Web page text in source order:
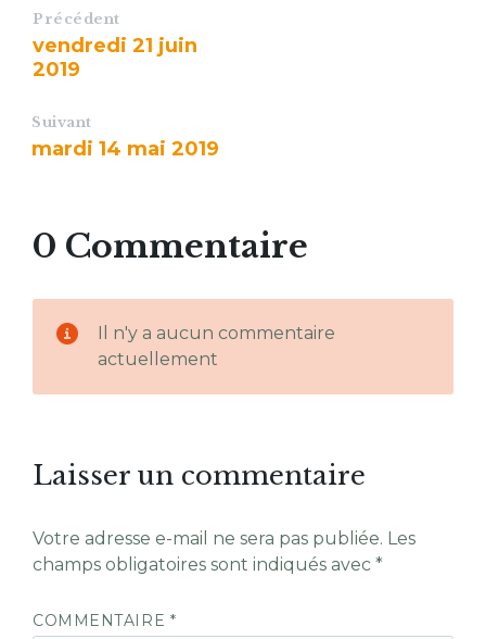
Précédent
vendredi 21 juin
2019
Suivant
mardi 14 mai 2019
0 Commentaire
Il n'y a aucun commentaire
actuellement
Laisser un commentaire
Votre adresse e-mail ne sera pas publiée. Les
champs obligatoires sont indiqués avec *
COMMENTAIRE *